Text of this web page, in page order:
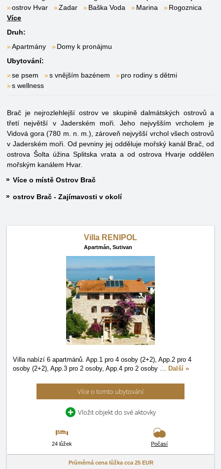
ostrov Hvar
Zadar Baška Voda Marina
Rogoznica
Více
Druh:
Apartmány
Domy k pronájmu
Ubytování:
se psem
s vnějším bazénem
pro rodiny s dětmi
s wellness
Brač je nejrozlehlejší ostrov ve skupině dalmátských ostrovů a
třetí největší v Jaderském moři. Jeho nejvyšším vrcholem je
Vidová gora (780 m. n. m.), zároveň nejvyšší vrchol všech ostrovů
v Jaderském moři. Od pevniny jej odděluje mořský kanál Brač, od
ostrova Šolta úžina Splitska vrata a od ostrova Hvarje oddělen
mořským kanálem Hvar.
Více o místě Ostrov Brač
ostrov Brač - Zajímavosti v okolí
Villa RENIPOL
Apartmán, Sutivan
Villa nabízí 6 apartmánů. App.1 pro 4 osoby (2+2), App.2 pro 4
osoby (2+2), App.3 pro 2 osoby, App.4 pro 2 osoby … Další »
Více o tomto ubytování
Vložit objekt do své aktovky
24 lůžek Počasí
Průměrná cena lůžka cca 25 EUR